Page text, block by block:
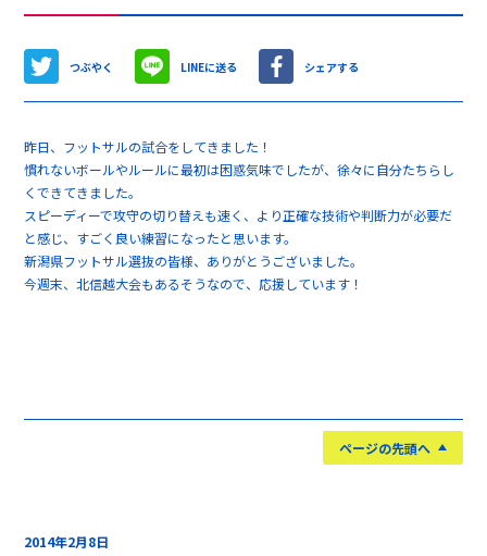
つぶやく LINEに送る シェアする
昨日、フットサルの試合をしてきました！
慣れないボールやルールに最初は困惑気味でしたが、徐々に自分たちらし
くできてきました。
スピーディーで攻守の切り替えも速く、より正確な技術や判断力が必要だ
と感じ、すごく良い練習になったと思います。
新潟県フットサル選抜の皆様、ありがとうございました。
今週末、北信越大会もあるそうなので、応援しています！
ページの先頭へ
2014年2月8日